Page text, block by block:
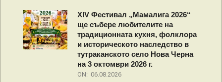
XIV Фестивал „Мамалига 2026“
ще събере любителите на
традиционната кухня, фолклора
и историческото наследство в
тутраканското село Нова Черна
на 3 октомври 2026 г.
ON: 06.08.2026